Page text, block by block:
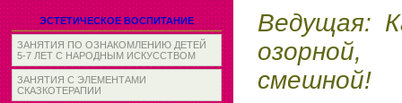
ЭСТЕТИЧЕСКОЕ ВОСПИТАНИЕ
ЗАНЯТИЯ ПО ОЗНАКОМЛЕНИЮ ДЕТЕЙ
5-7 ЛЕТ С НАРОДНЫМ ИСКУССТВОМ
ЗАНЯТИЯ С ЭЛЕМЕНТАМИ
СКАЗКОТЕРАПИИ
Ведущая:
смешной!